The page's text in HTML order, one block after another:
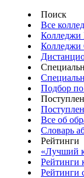
Поиск
Все
Колледжи
Подбор
Все об
Словарь
Рейтинги
«Лучший
Рейтинги
Рейтинги